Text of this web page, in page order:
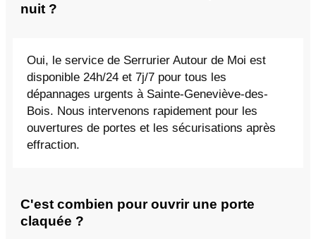
nuit ?
Oui, le service de Serrurier Autour de Moi est
disponible 24h/24 et 7j/7 pour tous les
dépannages urgents à Sainte-Geneviève-des-
Bois. Nous intervenons rapidement pour les
ouvertures de portes et les sécurisations après
effraction.
C'est combien pour ouvrir une porte
claquée ?